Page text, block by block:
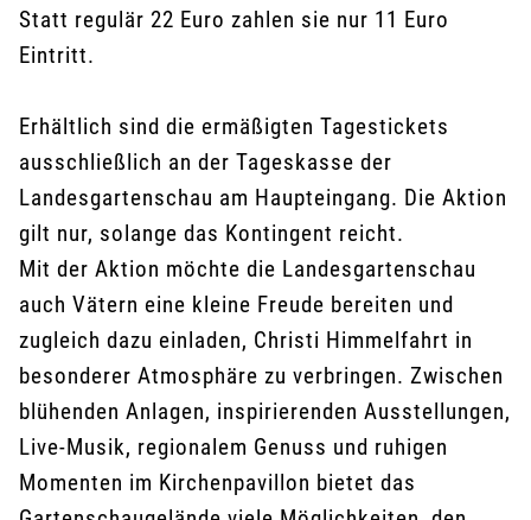
Statt regulär 22 Euro zahlen sie nur 11 Euro
Eintritt.
Erhältlich sind die ermäßigten Tagestickets
ausschließlich an der Tageskasse der
Landesgartenschau am Haupteingang. Die Aktion
gilt nur, solange das Kontingent reicht.
Mit der Aktion möchte die Landesgartenschau
auch Vätern eine kleine Freude bereiten und
zugleich dazu einladen, Christi Himmelfahrt in
besonderer Atmosphäre zu verbringen. Zwischen
blühenden Anlagen, inspirierenden Ausstellungen,
Live-Musik, regionalem Genuss und ruhigen
Momenten im Kirchenpavillon bietet das